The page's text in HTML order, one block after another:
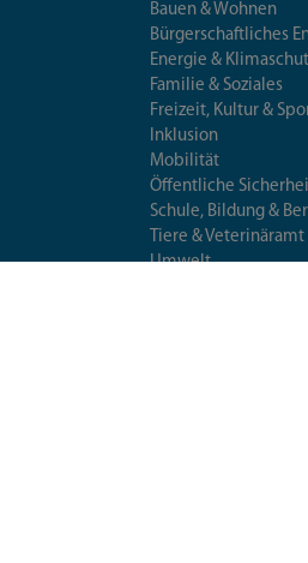
Bauen & Wohnen
Bürgerschaftliches
Energie &
Familie & Soziales
Freizeit, Kultur &
Inklusion
Mobilität
Öffentliche
Schule, Bildung &
Tiere & Veterinäramt
Umwelt